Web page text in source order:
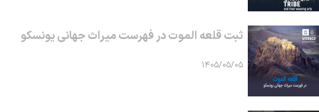
ثبت قلعه الموت در فهرست میراث جهانی یونسکو
۱۴۰۵/۰۵/۰۵